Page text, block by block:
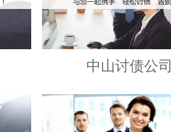
中山讨债公